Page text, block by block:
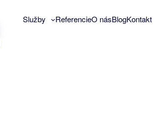
Služby ReferencieO násBlogKontakt